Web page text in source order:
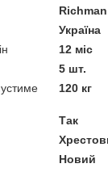
Richman
Україна
12 міс
5 шт.
120 кг
Так
Новий